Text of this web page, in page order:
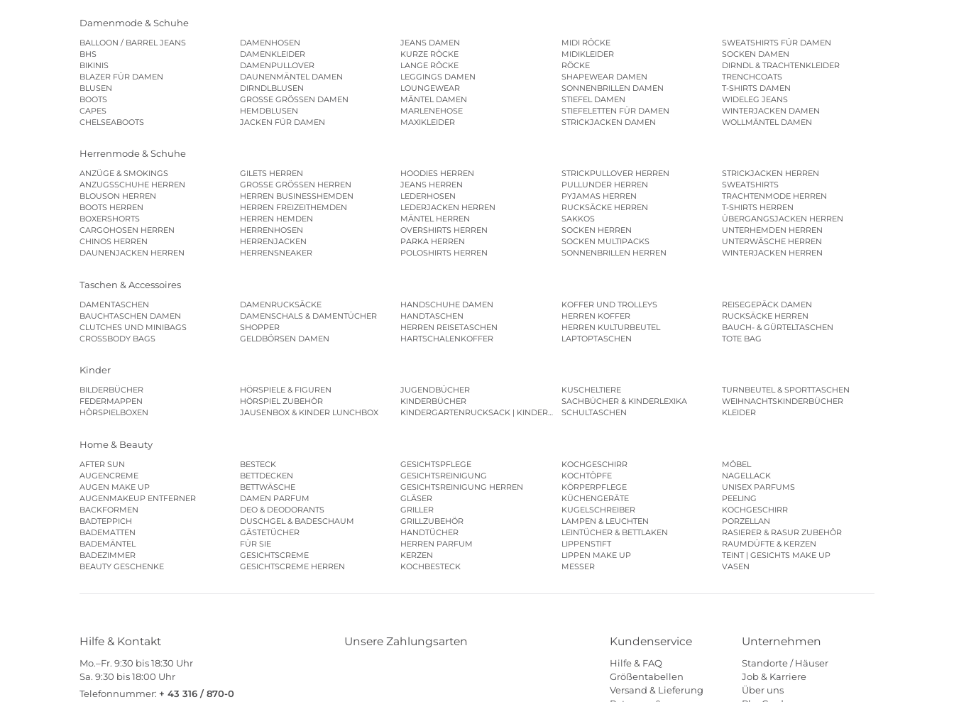
Damenmode & Schuhe
BALLOON / BARREL JEANS
BHS
BIKINIS
BLAZER FÜR DAMEN
BLUSEN
BOOTS
CAPES
CHELSEABOOTS
DAMENHOSEN
DAMENKLEIDER
DAMENPULLOVER
DAUNENMÄNTEL DAMEN
DIRNDLBLUSEN
GROSSE GRÖSSEN DAMEN
HEMDBLUSEN
JACKEN FÜR DAMEN
JEANS DAMEN
KURZE RÖCKE
LANGE RÖCKE
LEGGINGS DAMEN
LOUNGEWEAR
MÄNTEL DAMEN
MARLENEHOSE
MAXIKLEIDER
MIDI RÖCKE
MIDIKLEIDER
RÖCKE
SHAPEWEAR DAMEN
SONNENBRILLEN DAMEN
STIEFEL DAMEN
STIEFELETTEN FÜR DAMEN
STRICKJACKEN DAMEN
SWEATSHIRTS FÜR DAMEN
SOCKEN DAMEN
DIRNDL & TRACHTENKLEIDER
TRENCHCOATS
T-SHIRTS DAMEN
WIDELEG JEANS
WINTERJACKEN DAMEN
WOLLMÄNTEL DAMEN
Herrenmode & Schuhe
ANZÜGE & SMOKINGS
ANZUGSSCHUHE HERREN
BLOUSON HERREN
BOOTS HERREN
BOXERSHORTS
CARGOHOSEN HERREN
CHINOS HERREN
DAUNENJACKEN HERREN
GILETS HERREN
GROSSE GRÖSSEN HERREN
HERREN BUSINESSHEMDEN
HERREN FREIZEITHEMDEN
HERREN HEMDEN
HERRENHOSEN
HERRENJACKEN
HERRENSNEAKER
HOODIES HERREN
JEANS HERREN
LEDERHOSEN
LEDERJACKEN HERREN
MÄNTEL HERREN
OVERSHIRTS HERREN
PARKA HERREN
POLOSHIRTS HERREN
STRICKPULLOVER HERREN
PULLUNDER HERREN
PYJAMAS HERREN
RUCKSÄCKE HERREN
SAKKOS
SOCKEN HERREN
SOCKEN MULTIPACKS
SONNENBRILLEN HERREN
STRICKJACKEN HERREN
SWEATSHIRTS
TRACHTENMODE HERREN
T-SHIRTS HERREN
ÜBERGANGSJACKEN HERREN
UNTERHEMDEN HERREN
UNTERWÄSCHE HERREN
WINTERJACKEN HERREN
Taschen & Accessoires
DAMENTASCHEN
BAUCHTASCHEN DAMEN
CLUTCHES UND MINIBAGS
CROSSBODY BAGS
DAMENRUCKSÄCKE
DAMENSCHALS & DAMENTÜCHER
SHOPPER
GELDBÖRSEN DAMEN
HANDSCHUHE DAMEN
HANDTASCHEN
HERREN REISETASCHEN
HARTSCHALENKOFFER
KOFFER UND TROLLEYS
HERREN KOFFER
HERREN KULTURBEUTEL
LAPTOPTASCHEN
REISEGEPÄCK DAMEN
RUCKSÄCKE HERREN
BAUCH- & GÜRTELTASCHEN
TOTE BAG
Kinder
BILDERBÜCHER
FEDERMAPPEN
HÖRSPIELBOXEN
HÖRSPIELE & FIGUREN
HÖRSPIEL ZUBEHÖR
JAUSENBOX & KINDER LUNCHBOX
JUGENDBÜCHER
KINDERBÜCHER
KINDERGARTENRUCKSACK | KINDERGARTENBEUTEL
KUSCHELTIERE
SACHBÜCHER & KINDERLEXIKA
SCHULTASCHEN
TURNBEUTEL & SPORTTASCHEN
WEIHNACHTSKINDERBÜCHER
KLEIDER
Home & Beauty
AFTER SUN
AUGENCREME
AUGEN MAKE UP
AUGENMAKEUP ENTFERNER
BACKFORMEN
BADTEPPICH
BADEMATTEN
BADEMÄNTEL
BADEZIMMER
BEAUTY GESCHENKE
BESTECK
BETTDECKEN
BETTWÄSCHE
DAMEN PARFUM
DEO & DEODORANTS
DUSCHGEL & BADESCHAUM
GÄSTETÜCHER
FÜR SIE
GESICHTSCREME
GESICHTSCREME HERREN
GESICHTSPFLEGE
GESICHTSREINIGUNG
GESICHTSREINIGUNG HERREN
GLÄSER
GRILLER
GRILLZUBEHÖR
HANDTÜCHER
HERREN PARFUM
KERZEN
KOCHBESTECK
KOCHGESCHIRR
KOCHTÖPFE
KÖRPERPFLEGE
KÜCHENGERÄTE
KUGELSCHREIBER
LAMPEN & LEUCHTEN
LEINTÜCHER & BETTLAKEN
LIPPENSTIFT
LIPPEN MAKE UP
MESSER
MÖBEL
NAGELLACK
UNISEX PARFUMS
PEELING
KOCHGESCHIRR
PORZELLAN
RASIERER & RASUR ZUBEHÖR
RAUMDÜFTE & KERZEN
TEINT | GESICHTS MAKE UP
VASEN
Hilfe & Kontakt
Mo.–Fr. 9:30 bis 18:30 Uhr
Sa. 9:30 bis 18:00 Uhr
Telefonnummer: + 43 316 / 870-0
Kundenservice
Hilfe & FAQ
Größentabellen
Versand & Lieferung
Unternehmen
Standorte / Häuser
Job & Karriere
Über uns
Unsere Zahlungsarten